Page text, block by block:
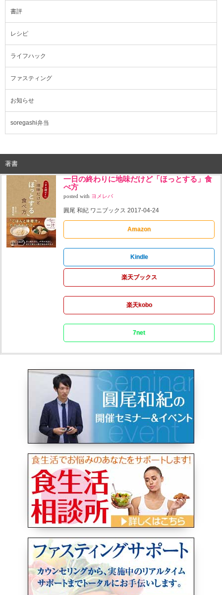
書評
レシピ
ライフハック
ファスティング
お知らせ
soregashi弁当
著書
一日の終わりに地味だけど「ほっとする」食
べ方
posted with ヨメレバ
圓尾 和紀 ワニブックス 2017-04-24
Amazon
Kindle
楽天ブックス
楽天kobo
7net